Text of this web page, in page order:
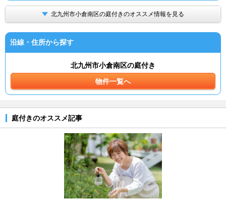
北九州市小倉南区の庭付きのオススメ情報を見る
沿線・住所から探す
北九州市小倉南区の庭付き
物件一覧へ
庭付きのオススメ記事